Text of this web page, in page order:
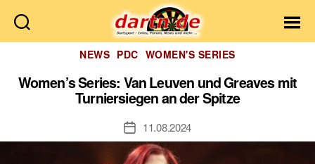
Dartn.de
Kategorien
NEWS PDC WOMEN'S SERIES
Women’s Series: Van Leuven und Greaves mit
Turniersiegen an der Spitze
Veröffentlichungsdatum
11.08.2024